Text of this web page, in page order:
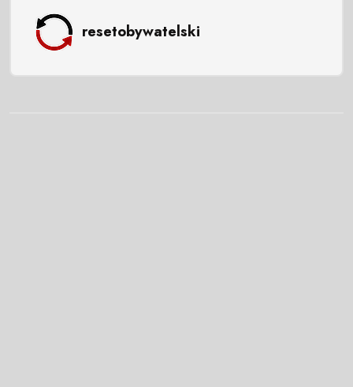
resetobywatelski